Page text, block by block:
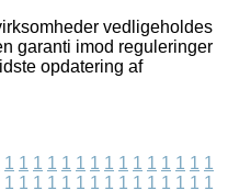
vedligeholdes
garanti imod reguleringer
opdatering af
1 1 1 1 1 1 1 1 1 1 1 1 1 1 1
1 1 1 1 1 1 1 1 1 1 1 1 1 1 1